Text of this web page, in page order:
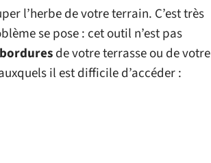
l’herbe de votre terrain. C’est très
se pose : cet outil n’est pas
de votre terrasse ou de votre
il est difficile d’accéder :